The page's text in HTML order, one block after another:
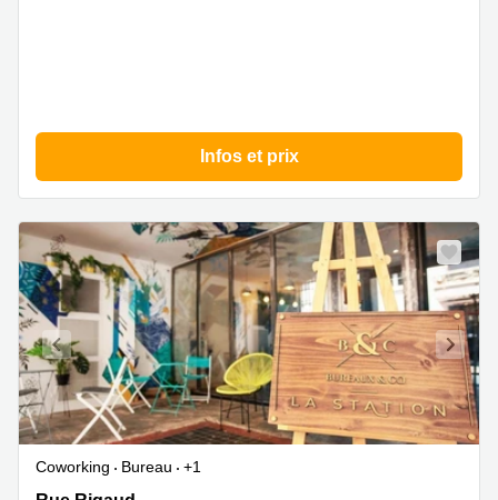
Infos et prix
Coworking Bureau
+1